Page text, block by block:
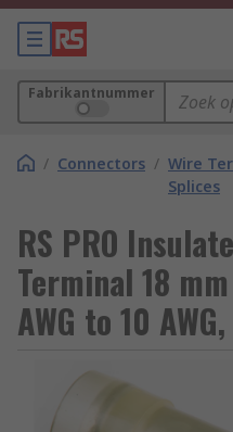
Fabrikantnummer
/ Connectors / Wire
Splices
RS PRO
Terminal 18
AWG to 10